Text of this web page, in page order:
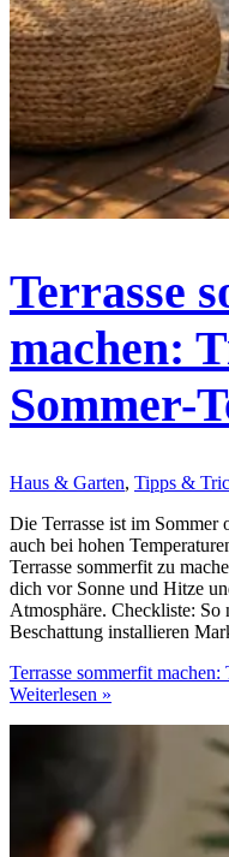
Terrasse
machen:
Sommer-
Haus & Garten, Tipps &
Die Terrasse ist im
auch bei hohen
Terrasse sommerfit zu
dich vor Sonne und Hitze
Atmosphäre. Checkliste: So
Beschattung installieren
Terrasse sommerfit
Weiterlesen »